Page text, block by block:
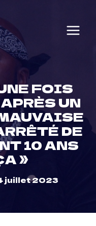
FOIS
UN
DE
10 ANS
»
juillet 2023